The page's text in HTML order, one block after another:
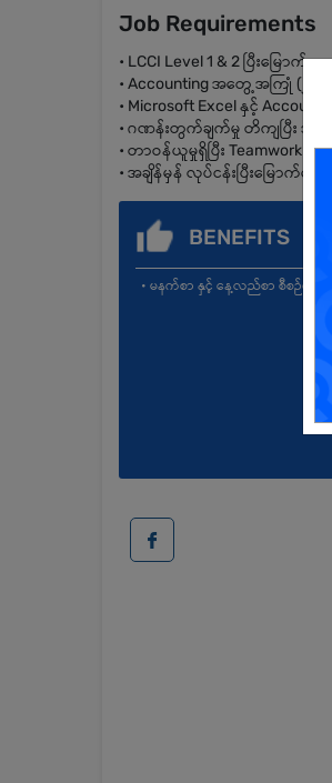
Job Requirements
• LCCI Level 1 & 2 ပြီးမြောက်
• Accounting အတွေ့အကြုံ (၂) နှစ်
• Microsoft Excel နှင့်
• ဂဏန်းတွက်ချက်မှု တိကျပြီး အ
• တာဝန်ယူမှုရှိပြီး Teamwork
• အချိန်မှန် လုပ်ငန်းပြီးမြောက်စေ
BENEFITS
• မနက်စာ နှင့် နေ့လည်စာ စီစဉ်ပေးပ